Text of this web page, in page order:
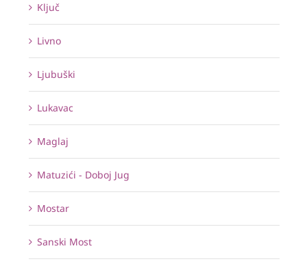
Ključ
Livno
Ljubuški
Lukavac
Maglaj
Matuzići - Doboj Jug
Mostar
Sanski Most